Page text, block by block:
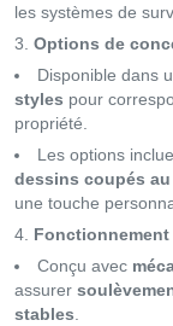
les systèmes de
Options de
Disponible dans
styles pour
propriété.
Les options
dessins coupés
une touche
Conçu avec
assurer
stables